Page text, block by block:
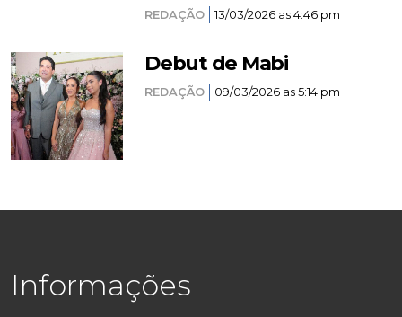
REDAÇÃO 13/03/2026 as 4:46 pm
Debut de Mabi
REDAÇÃO 09/03/2026 as 5:14 pm
Informações